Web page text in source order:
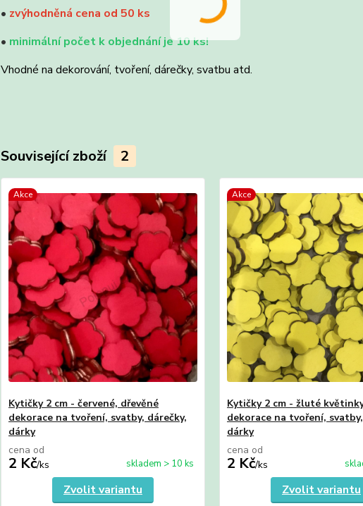
• zvýhodněná cena od 50 ks
• minimální počet k objednání je 10 ks!
Vhodné na dekorování, tvoření, dárečky, svatbu atd.
Související zboží 2
Akce
Kytičky 2 cm - červené, dřevěné
dekorace na tvoření, svatby, dárečky,
dárky
cena od
2 Kč/ks skladem > 10 ks
Zvolit variantu
Akce
Kytičky 2 cm - žluté
dekorace na tvoření,
dárky
cena od
2 Kč/ks
Zvolit variantu